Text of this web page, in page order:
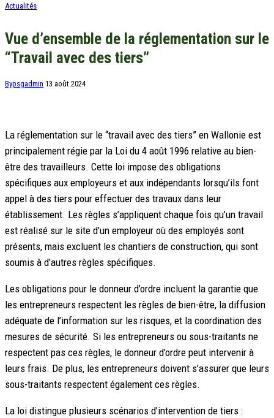
Actualités
Vue d’ensemble de la réglementation sur le
“Travail avec des tiers”
Bypsgadmin 13 août 2024
La réglementation sur le “travail avec des tiers” en Wallonie est
principalement régie par la Loi du 4 août 1996 relative au bien-
être des travailleurs. Cette loi impose des obligations
spécifiques aux employeurs et aux indépendants lorsqu’ils font
appel à des tiers pour effectuer des travaux dans leur
établissement. Les règles s’appliquent chaque fois qu’un travail
est réalisé sur le site d’un employeur où des employés sont
présents, mais excluent les chantiers de construction, qui sont
soumis à d’autres règles spécifiques.
Les obligations pour le donneur d’ordre incluent la garantie que
les entrepreneurs respectent les règles de bien-être, la diffusion
adéquate de l’information sur les risques, et la coordination des
mesures de sécurité. Si les entrepreneurs ou sous-traitants ne
respectent pas ces règles, le donneur d’ordre peut intervenir à
leurs frais. De plus, les entrepreneurs doivent s’assurer que leurs
sous-traitants respectent également ces règles.
La loi distingue plusieurs scénarios d’intervention de tiers :